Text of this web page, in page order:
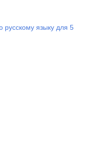
русскому языку для 5